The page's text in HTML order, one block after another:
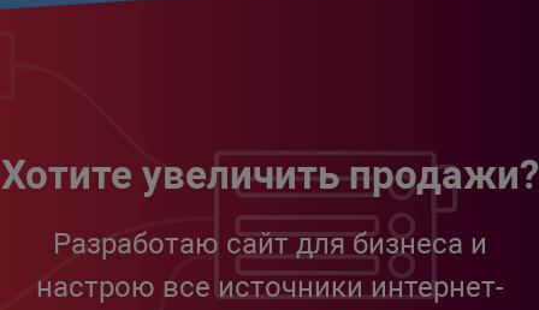
Хотите увеличить продажи?
Разработаю сайт для бизнеса и
настрою все источники интернет-